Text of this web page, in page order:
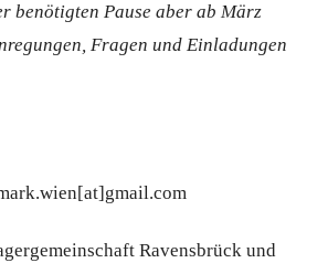
benötigten Pause aber ab März
Fragen und Einladungen
Ravensbrück und